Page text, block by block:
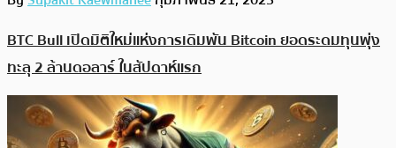
BTC Bull เปิดมิติใหม่แห่งการเดิมพัน Bitcoin ยอดระดมทุนพุ่ง
ทะลุ 2 ล้านดอลาร์ ในสัปดาห์แรก